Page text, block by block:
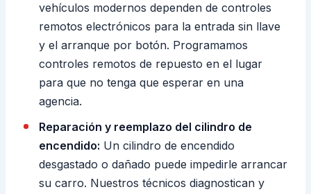
vehículos modernos dependen de controles
remotos electrónicos para la entrada sin llave
y el arranque por botón. Programamos
controles remotos de repuesto en el lugar
para que no tenga que esperar en una
agencia.
Reparación y reemplazo del cilindro de
encendido: Un cilindro de encendido
desgastado o dañado puede impedirle arrancar
su carro. Nuestros técnicos diagnostican y